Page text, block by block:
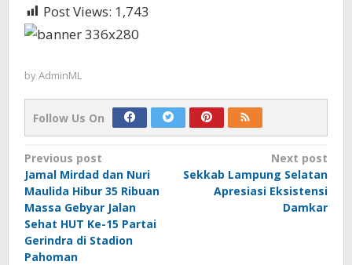
Post Views: 1,743
byAdminML
Follow Us On
Post
navigation
Previous post
Jamal Mirdad dan Nuri
Maulida Hibur 35 Ribuan
Massa Gebyar Jalan
Sehat HUT Ke-15 Partai
Gerindra di Stadion
Pahoman
Next post
Sekkab Lampung Selatan
Apresiasi Eksistensi
Damkar